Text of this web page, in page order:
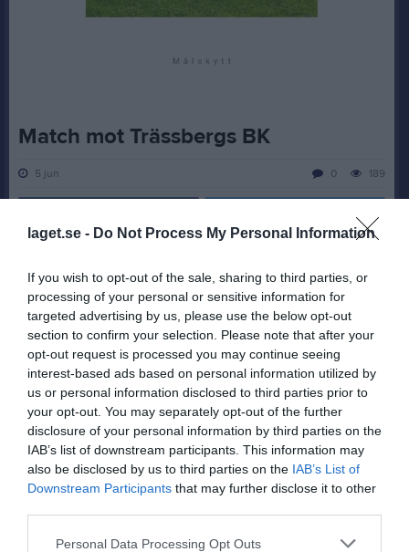
laget.se - Do Not Process My Personal Information
If you wish to opt-out of the sale, sharing to third parties, or
processing of your personal or sensitive information for
targeted advertising by us, please use the below opt-out
section to confirm your selection. Please note that after your
opt-out request is processed you may continue seeing
interest-based ads based on personal information utilized by
us or personal information disclosed to third parties prior to
your opt-out. You may separately opt-out of the further
disclosure of your personal information by third parties on the
IAB’s list of downstream participants. This information may
also be disclosed by us to third parties on the IAB’s List of
Downstream Participants that may further disclose it to other
Personal Data Processing Opt Outs
Match mot Trässbergs BK
5 jun 189
0
Trässberg som i nuläget innehar andraplatsen i serietabellen.
Vi kom till spel denna dag utan våra studenter, STORT grattis till
dem.
Vi startade matchen bra i vårt nya matchställ och gjorde
strategiskt en mycket bra match i 90 minuter. Hela laget från
backlinjen upp till anfallet visade kurage och stod upp och
hjälpte varandra över hela planen. Motståndarna hade ett visst
bollövertag men vi var hyperfarliga när vi vann tillbaka bollen.
I minut 30 gör hemmalaget 1-0. En minut senare utökar de
ledningen till 2-0. Tung minut för oss, men vi vek inte ned oss
utan pushade varandra och jagade för ett reduceringsmål.
I andra halvlek fortsatte vi spela som ett lag och skapade